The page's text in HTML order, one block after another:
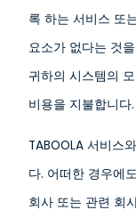
록 하는 서비스 또
요소가 없다는 것
귀하의 시스템의
비용을 지불합니다.
TABOOLA 서비스
다. 어떠한 경우에
회사 또는 관련 회